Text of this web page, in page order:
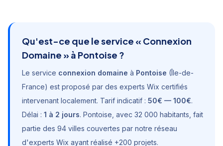
Qu'est-ce que le service « Connexion
Domaine » à Pontoise ?
Le service connexion domaine à Pontoise (Île-de-
France) est proposé par des experts Wix certifiés
intervenant localement. Tarif indicatif : 50€ — 100€.
Délai : 1 à 2 jours. Pontoise , avec 32 000 habitants , fait
partie des 94 villes couvertes par notre réseau
d'experts Wix ayant réalisé +200 projets.